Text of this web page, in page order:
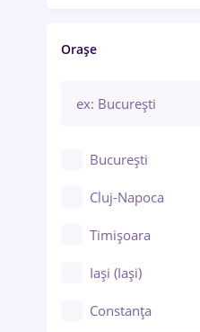
Orașe
București
Cluj-Napoca
Timișoara
Iași (Iași)
Constanța